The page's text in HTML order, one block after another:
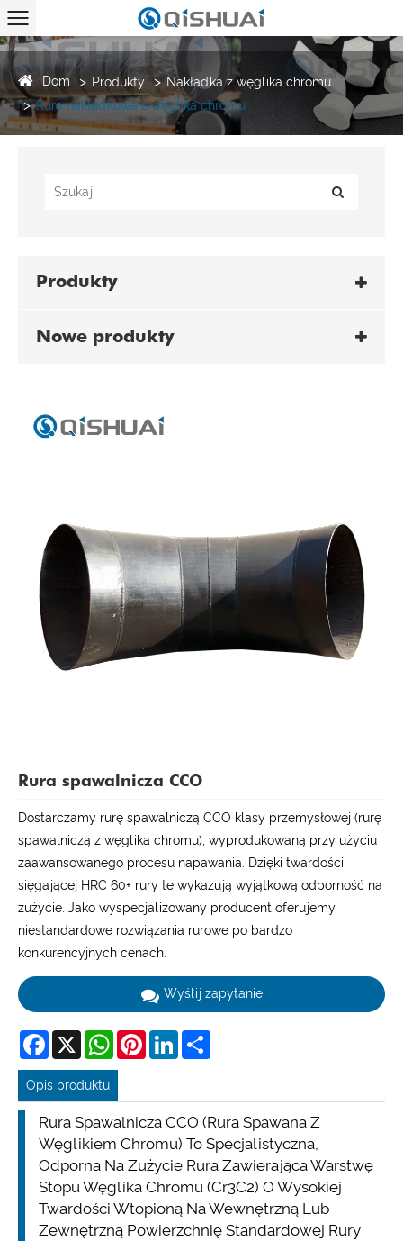
Dom Produkty
Nakładka z węglika chromu
Rura nakładkowa z węglika chromu
Produkty
Nowe produkty
Rura spawalnicza CCO
Dostarczamy rurę spawalniczą CCO klasy przemysłowej (rurę
spawalniczą z węglika chromu), wyprodukowaną przy użyciu
zaawansowanego procesu napawania. Dzięki twardości
sięgającej HRC 60+ rury te wykazują wyjątkową odporność na
zużycie. Jako wyspecjalizowany producent oferujemy
niestandardowe rozwiązania rurowe po bardzo
konkurencyjnych cenach.
Wyślij zapytanie
Facebook
X WhatsAppPinterestLinkedIn
Opis produktu
Rura Spawalnicza CCO (rura Spawana Z
Węglikiem Chromu) To Specjalistyczna,
Odporna Na Zużycie Rura Zawierająca Warstwę
Stopu Węglika Chromu (Cr3C2) O Wysokiej
Twardości Wtopioną Na Wewnętrzną Lub
Zewnętrzną Powierzchnię Standardowej Rury